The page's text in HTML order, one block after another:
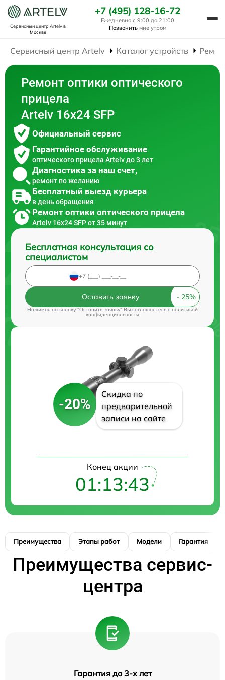
Сервисный центр Artelvв
Москве
+7 (495) 128-16-72
Ежедневно с 9:00 до 21:00
Позвонить мне утром
Сервисный центр Artelv Каталог устройств
Ремонт оптики оптического
прицела
Artelv 16x24 SFP
Официальный сервис
Гарантийное обслуживание
оптического прицела Artelv до 3 лет
Диагностика за наш счет,
ремонт по желанию
Бесплатный выезд курьера
в день обращения
Ремонт оптики оптического прицела
Artelv 16x24 SFP от 35 минут
Бесплатная консультация со
специалистом
Оставить заявку
Нажимая на кнопку "Оставить заявку" Вы соглашаетесь cполитикой
конфиденциальности
-20%
Скидка по
предварительной
записи на сайте
Конец акции
01:13:42
Преимущества Этапы работ Модели Гарантия
Преимущества сервис-
центра
Гарантия до 3-х лет